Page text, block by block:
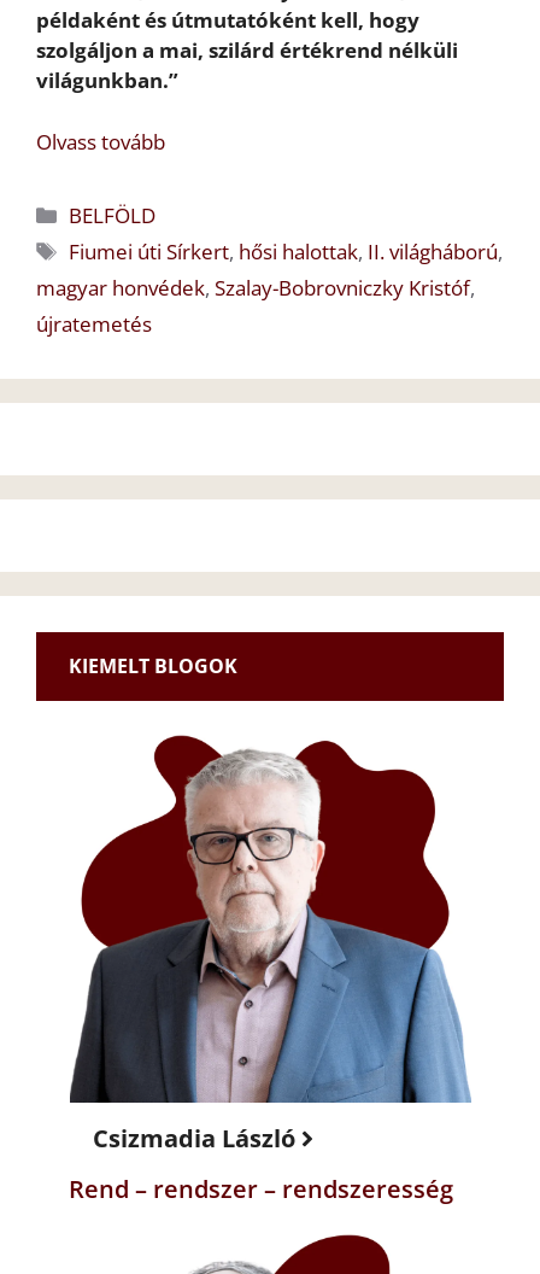
példaként és útmutatóként kell, hogy
szolgáljon a mai, szilárd értékrend nélküli
világunkban.”
Olvass tovább
Kategória
BELFÖLD
Címkék
Fiumei úti Sírkert, hősi halottak, II. világháború,
magyar honvédek, Szalay-Bobrovniczky Kristóf,
újratemetés
KIEMELT BLOGOK
Csizmadia László
Rend – rendszer – rendszeresség